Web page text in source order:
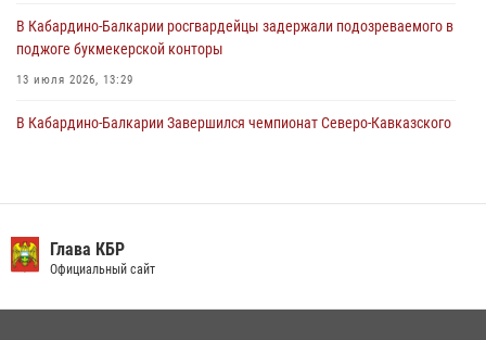
В Кабардино-Балкарии росгвардейцы задержали подозреваемого в
поджоге букмекерской конторы
13 июля 2026, 13:29
В Кабардино-Балкарии Завершился чемпионат Северо-Кавказского
округе Росгвардии
09 июля 2026, 08:36
Глава КБР
Официальный сайт